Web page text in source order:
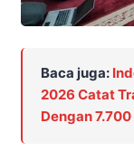
Baca juga:
2026 Catat
Dengan